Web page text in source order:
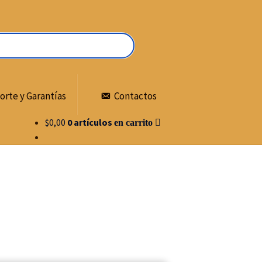
y Garantías Contactos
$0,00 0 artículos